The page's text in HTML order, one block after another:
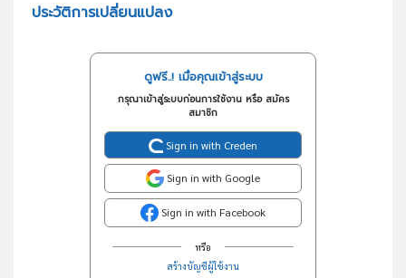
ประวัติการเปลี่ยนแปลง
ดูฟรี..! เมื่อคุณเข้าสู่ระบบ
กรุณาเข้าสู่ระบบก่อนการใช้งาน หรือ สมัคร
สมาชิก
Sign in with Creden
Sign in with Google
Sign in with Facebook
หรือ
สร้างบัญชีผู้ใช้งาน